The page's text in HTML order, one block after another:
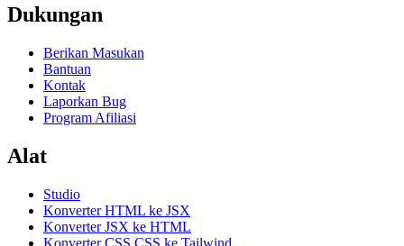
Dukungan
Berikan Masukan
Bantuan
Kontak
Laporkan Bug
Program Afiliasi
Alat
Studio
Konverter HTML ke JSX
Konverter JSX ke HTML
Konverter CSS CSS ke Tailwind